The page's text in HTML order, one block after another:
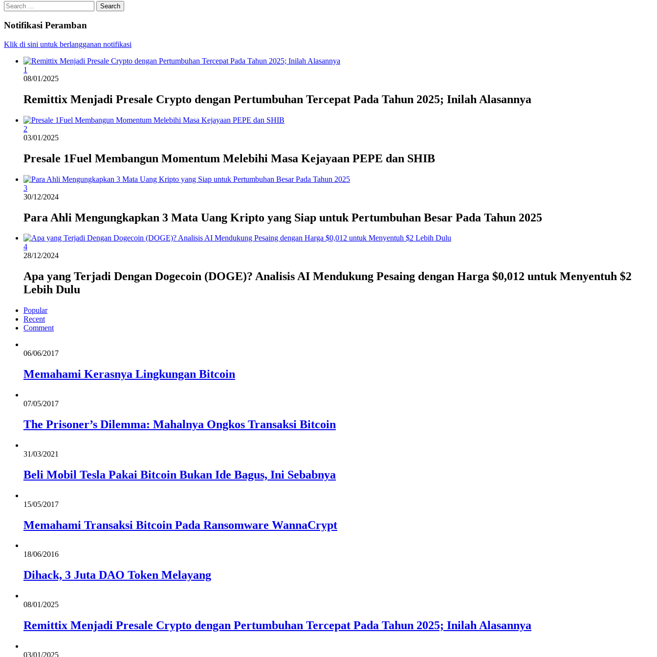
Search
for:
Notifikasi Peramban
Klik di sini untuk berlangganan notifikasi
1
08/01/2025
Remittix Menjadi Presale Crypto dengan Pertumbuhan Tercepat Pada Tahun 2025; Inilah Alasannya
2
03/01/2025
Presale 1Fuel Membangun Momentum Melebihi Masa Kejayaan PEPE dan SHIB
3
30/12/2024
Para Ahli Mengungkapkan 3 Mata Uang Kripto yang Siap untuk Pertumbuhan Besar Pada Tahun 2025
4
28/12/2024
Apa yang Terjadi Dengan Dogecoin (DOGE)? Analisis AI Mendukung Pesaing dengan Harga $0,012 untuk Menyentuh $2
Lebih Dulu
Popular
Recent
Comment
06/06/2017
Memahami Kerasnya Lingkungan Bitcoin
07/05/2017
The Prisoner’s Dilemma: Mahalnya Ongkos Transaksi Bitcoin
31/03/2021
Beli Mobil Tesla Pakai Bitcoin Bukan Ide Bagus, Ini Sebabnya
15/05/2017
Memahami Transaksi Bitcoin Pada Ransomware WannaCrypt
18/06/2016
Dihack, 3 Juta DAO Token Melayang
08/01/2025
Remittix Menjadi Presale Crypto dengan Pertumbuhan Tercepat Pada Tahun 2025; Inilah Alasannya
03/01/2025